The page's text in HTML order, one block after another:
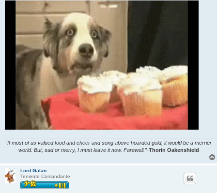
“If most of us valued food and cheer and song above hoarded gold, it would be a merrier
world. But, sad or merry, I must leave it now. Farewell.”-Thorin Oakenshield
Lord Galan
Teniente Comandante